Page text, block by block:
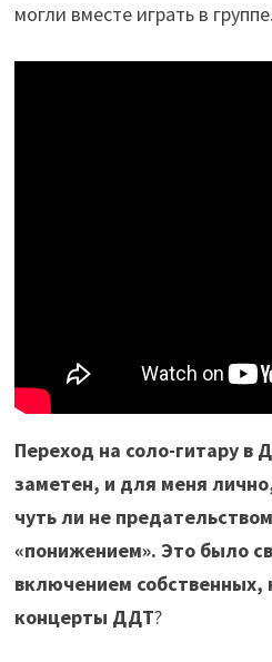
могли вместе играть в группе.
Переход на соло-гитару в
заметен, и для меня
чуть ли не
«понижением». Это было
включением собственных,
концерты ДДТ?